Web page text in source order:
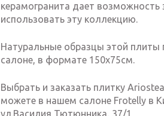
керамогранита дает возможность
использовать эту коллекцию.
Натуральные образцы этой
салоне, в формате 150х75см.
Выбрать и заказать плитку
можете в нашем салоне Frotelly в
ул.Василия Тютюнника, 37/1